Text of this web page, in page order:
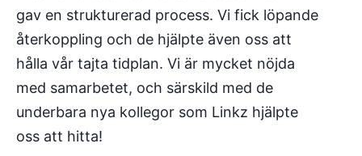
gav en strukturerad process. Vi fick löpande
återkoppling och de hjälpte även oss att
hålla vår tajta tidplan. Vi är mycket nöjda
med samarbetet, och särskild med de
underbara nya kollegor som Linkz hjälpte
oss att hitta!